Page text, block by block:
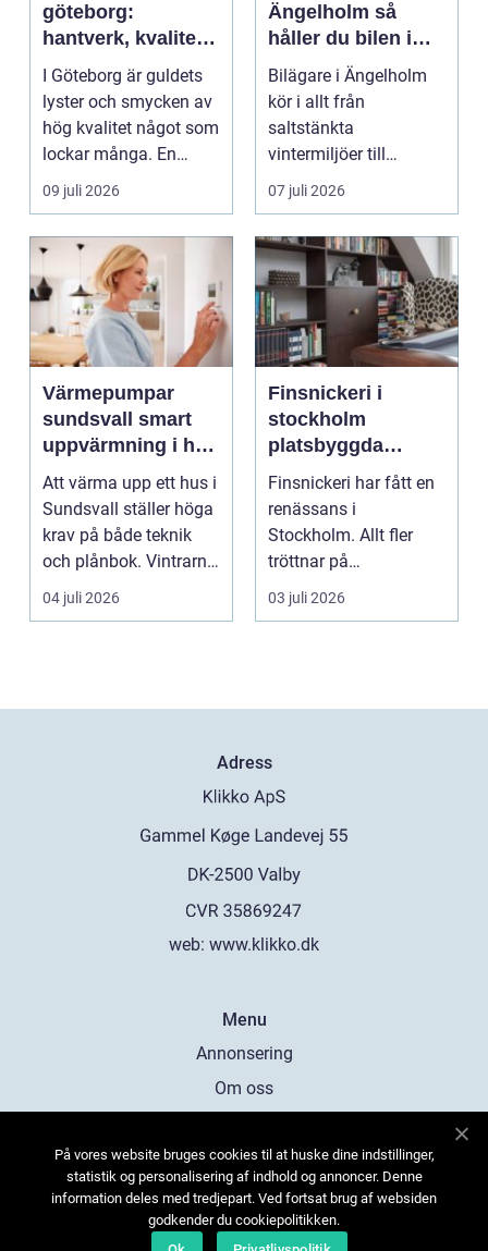
göteborg:
hantverk, kvalitet
och personlig
service
I Göteborg är guldets
lyster och smycken av
hög kvalitet något som
lockar många. En
guldsmed i Göteb...
09 juli 2026
Ängelholm så
håller du bilen i
toppskick året runt
Bilägare i Ängelholm
kör i allt från
saltstänkta
vintermiljöer till
dammiga
sommarvägar. Bilen
utsät...
07 juli 2026
Värmepumpar
sundsvall smart
uppvärmning i hårt
klimat
Att värma upp ett hus i
Sundsvall ställer höga
krav på både teknik
och plånbok. Vintrarna
är långa, ...
04 juli 2026
Finsnickeri i
stockholm
platsbyggda
lösningar som
förändrar hemmet
Finsnickeri har fått en
renässans i
Stockholm. Allt fler
tröttnar på
standardlösningar och
vill i st...
03 juli 2026
Adress
web: www.klikko.dk
Menu
Annonsering
Om oss
Kontakta oss
Sitemap
På vores website bruges cookies til at huske dine indstillinger,
statistik og personalisering af indhold og annoncer. Denne
information deles med tredjepart. Ved fortsat brug af websiden
godkender du cookiepolitikken.